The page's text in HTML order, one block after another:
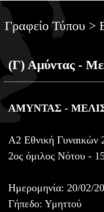
Γραφείο Τύπου >
(Γ) Αμύντας -
ΑΜΥΝΤΑΣ -
Α2 Εθνική Γυναικών
2ος όμιλος Νότου -
Ημερομηνία: 20/02/
Γήπεδο: Υμηττού